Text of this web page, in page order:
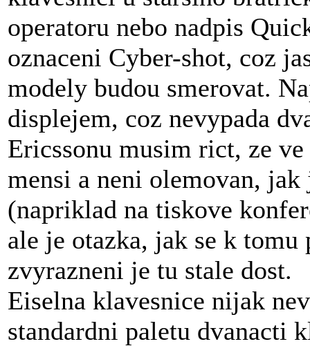
operatoru nebo nadpis
oznaceni Cyber-shot, coz
modely budou smerovat.
displejem, coz nevypada
Ericssonu musim rict, ze
mensi a neni olemovan,
(napriklad na tiskove
ale je otazka, jak se k
zvyrazneni je tu stale dost.
Eiselna klavesnice nijak
standardni paletu dvanacti